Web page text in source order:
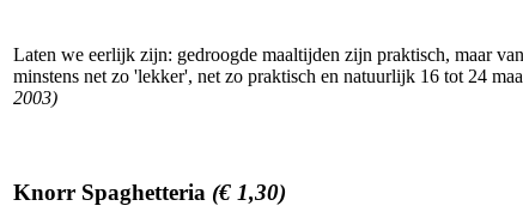
Laten we eerlijk zijn: gedroogde maaltijden zijn praktisch, maar
minstens net zo 'lekker', net zo praktisch en natuurlijk 16 tot 24
2003)
Knorr Spaghetteria (€ 1,30)